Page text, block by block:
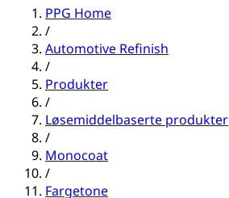
PPG Home
/
Automotive Refinish
/
Produkter
/
Løsemiddelbaserte produkter
/
Monocoat
/
Fargetone